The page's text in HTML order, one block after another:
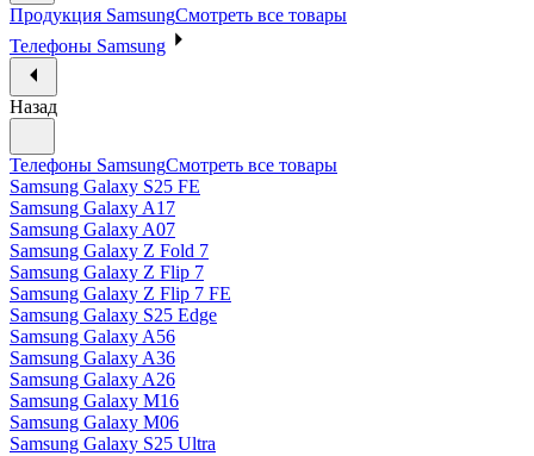
Продукция SamsungСмотреть все товары
Телефоны Samsung
Назад
Телефоны SamsungСмотреть все товары
Samsung Galaxy S25 FE
Samsung Galaxy A17
Samsung Galaxy A07
Samsung Galaxy Z Fold 7
Samsung Galaxy Z Flip 7
Samsung Galaxy Z Flip 7 FE
Samsung Galaxy S25 Edge
Samsung Galaxy A56
Samsung Galaxy A36
Samsung Galaxy A26
Samsung Galaxy M16
Samsung Galaxy M06
Samsung Galaxy S25 Ultra